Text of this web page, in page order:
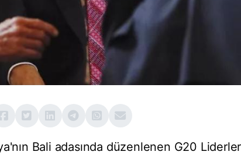
Bali adasında düzenlenen G20 Liderler